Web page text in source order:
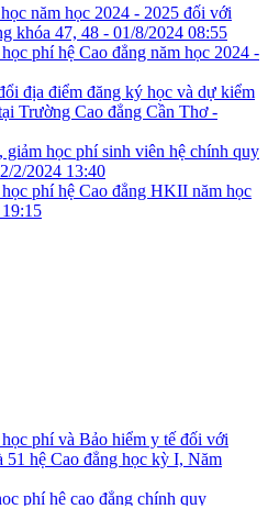
năm học 2024 - 2025 đối với
khóa 47, 48 - 01/8/2024 08:55
phí hệ Cao đẳng năm học 2024 -
địa điểm đăng ký học và dự kiểm
Trường Cao đẳng Cần Thơ -
giảm học phí sinh viên hệ chính quy
2/2024 13:40
phí hệ Cao đẳng HKII năm học
phí và Bảo hiểm y tế đối với
51 hệ Cao đẳng học kỳ I, Năm
phí hệ cao đẳng chính quy